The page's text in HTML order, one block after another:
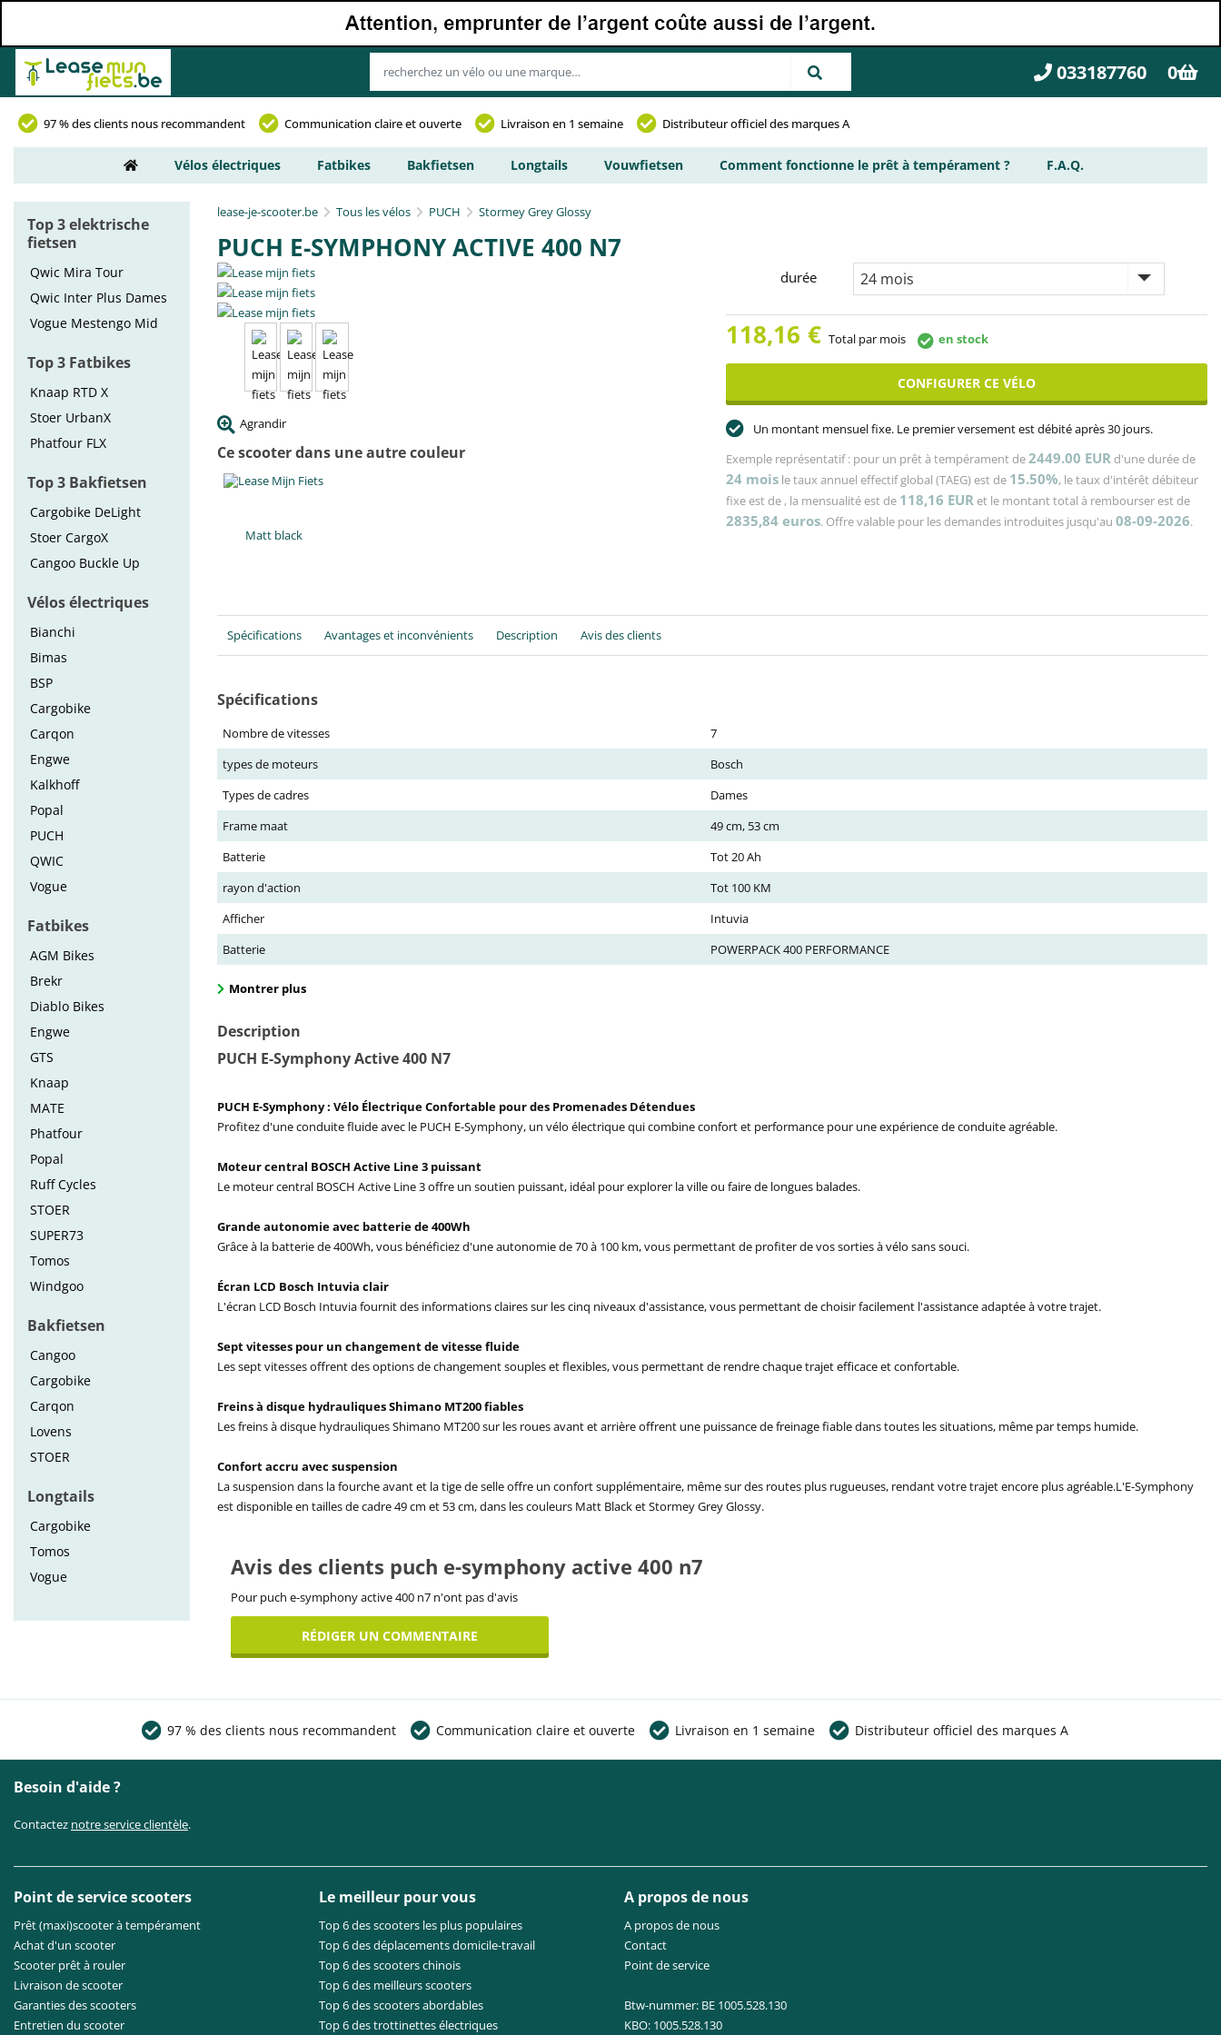
033187760 0
97 % des clients nous recommandent Communication claire et ouverte Livraison en 1 semaine Distributeur officiel des marques A
Vélos électriques Fatbikes Bakfietsen Longtails Vouwfietsen Comment fonctionne le prêt à tempérament ? F.A.Q.
Top 3 elektrische
fietsen
Qwic Mira Tour
Qwic Inter Plus Dames
Vogue Mestengo Mid
Top 3 Fatbikes
Knaap RTD X
Stoer UrbanX
Phatfour FLX
Top 3 Bakfietsen
Cargobike DeLight
Stoer CargoX
Cangoo Buckle Up
Vélos électriques
Bianchi
Bimas
BSP
Cargobike
Carqon
Engwe
Kalkhoff
Popal
PUCH
QWIC
Vogue
Fatbikes
AGM Bikes
Brekr
Diablo Bikes
Engwe
GTS
Knaap
MATE
Phatfour
Popal
Ruff Cycles
STOER
SUPER73
Tomos
Windgoo
Bakfietsen
Cangoo
Cargobike
Carqon
Lovens
STOER
Longtails
Cargobike
Tomos
Vogue
lease-je-scooter.be Tous les vélos PUCH Stormey Grey Glossy
PUCH E-SYMPHONY ACTIVE 400 N7
Agrandir
Ce scooter dans une autre couleur
Matt black
durée
118,16 € Total par mois en stock
CONFIGURER CE VÉLO
Un montant mensuel fixe. Le premier versement est débité après 30 jours.
Exemple représentatif : pour un prêt à tempérament de2449.00 EURd'une durée de
24 mois le taux annuel effectif global (TAEG) est de 15.50%, le taux d'intérêt débiteur
fixe est de , la mensualité est de 118,16 EURet le montant total à rembourser est de
2835,84 euros. Offre valable pour les demandes introduites jusqu'au 08-09-2026.
Spécifications Avantages et inconvénients Description Avis des clients
Spécifications
Nombre de vitesses
7
types de moteurs
Bosch
Types de cadres
Dames
Frame maat
49 cm, 53 cm
Batterie
Tot 20 Ah
rayon d'action
Tot 100 KM
Afficher
Intuvia
Batterie
POWERPACK 400 PERFORMANCE
Montrer plus
Description
PUCH E-Symphony Active 400 N7
PUCH E-Symphony : Vélo Électrique Confortable pour des Promenades Détendues
Profitez d'une conduite fluide avec le PUCH E-Symphony, un vélo électrique qui combine confort et performance pour une expérience de conduite agréable.
Moteur central BOSCH Active Line 3 puissant
Le moteur central BOSCH Active Line 3 offre un soutien puissant, idéal pour explorer la ville ou faire de longues balades.
Grande autonomie avec batterie de 400Wh
Grâce à la batterie de 400Wh, vous bénéficiez d'une autonomie de 70 à 100 km, vous permettant de profiter de vos sorties à vélo sans souci.
Écran LCD Bosch Intuvia clair
L'écran LCD Bosch Intuvia fournit des informations claires sur les cinq niveaux d'assistance, vous permettant de choisir facilement l'assistance adaptée à votre trajet.
Sept vitesses pour un changement de vitesse fluide
Les sept vitesses offrent des options de changement souples et flexibles, vous permettant de rendre chaque trajet efficace et confortable.
Freins à disque hydrauliques Shimano MT200 fiables
Les freins à disque hydrauliques Shimano MT200 sur les roues avant et arrière offrent une puissance de freinage fiable dans toutes les situations, même par temps humide.
Confort accru avec suspension
La suspension dans la fourche avant et la tige de selle offre un confort supplémentaire, même sur des routes plus rugueuses, rendant votre trajet encore plus agréable.L'E-Symphony
est disponible en tailles de cadre 49 cm et 53 cm, dans les couleurs Matt Black et Stormey Grey Glossy.
Avis des clients puch e-symphony active 400 n7
Pour puch e-symphony active 400 n7 n'ont pas d'avis
RÉDIGER UN COMMENTAIRE
97 % des clients nous recommandent Communication claire et ouverte Livraison en 1 semaine Distributeur officiel des marques A
Besoin d'aide ?
Contactez notre service clientèle.
Point de service scooters
Prêt (maxi)scooter à tempérament
Achat d'un scooter
Scooter prêt à rouler
Livraison de scooter
Garanties des scooters
Entretien du scooter
Le meilleur pour vous
Top 6 des scooters les plus populaires
Top 6 des déplacements domicile-travail
Top 6 des scooters chinois
Top 6 des meilleurs scooters
Top 6 des scooters abordables
Top 6 des trottinettes électriques
A propos de nous
A propos de nous
Contact
Point de service
Btw-nummer: BE 1005.528.130
KBO: 1005.528.130